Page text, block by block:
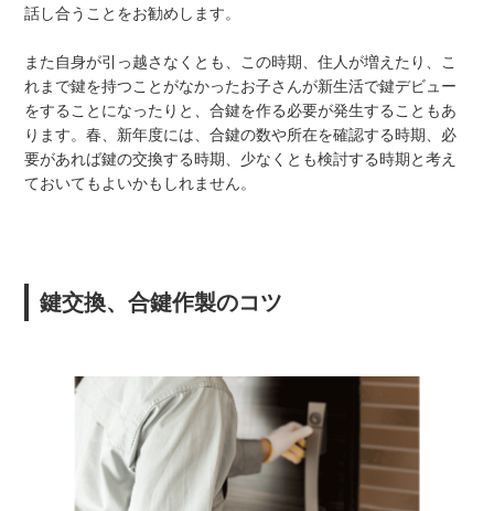
話し合うことをお勧めします。
また自身が引っ越さなくとも、この時期、住人が増えたり、こ
れまで鍵を持つことがなかったお子さんが新生活で鍵デビュー
をすることになったりと、合鍵を作る必要が発生することもあ
ります。春、新年度には、合鍵の数や所在を確認する時期、必
要があれば鍵の交換する時期、少なくとも検討する時期と考え
ておいてもよいかもしれません。
鍵交換、合鍵作製のコツ